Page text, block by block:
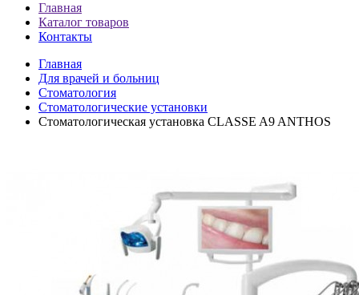
Главная
Каталог товаров
Контакты
Главная
Для врачей и больниц
Стоматология
Стоматологические установки
Стоматологическая установка CLASSE A9 ANTHOS